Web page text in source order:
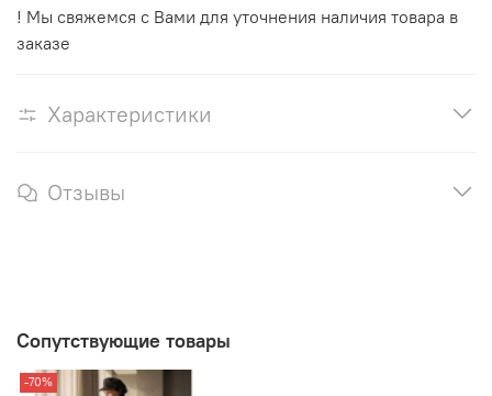
! Мы свяжемся с Вами для уточнения наличия товара в
заказе
Характеристики
Отзывы
Сопутствующие товары
-70%